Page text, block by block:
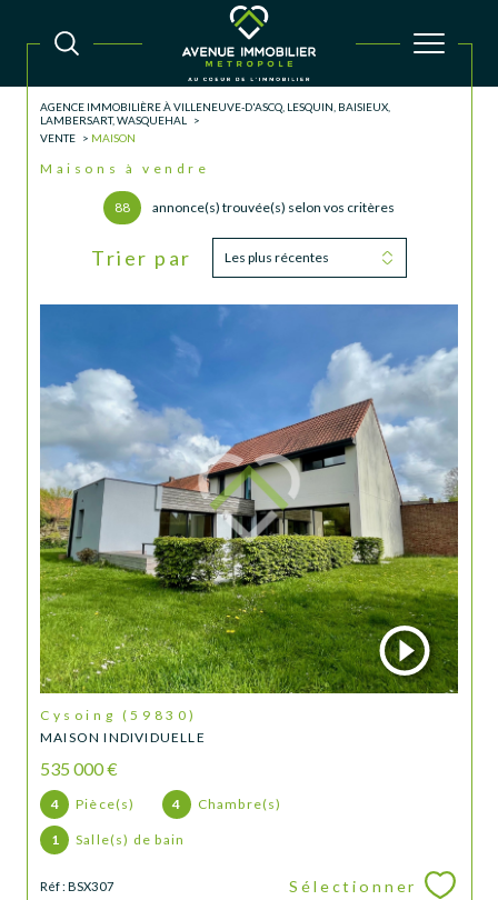
AGENCE IMMOBILIÈRE À VILLENEUVE-D'ASCQ, LESQUIN, BAISIEUX,
LAMBERSART, WASQUEHAL
VENTE
MAISON
Maisons à vendre
88 annonce(s) trouvée(s) selon vos critères
Trier par Les plus récentes
Cysoing (59830)
MAISON INDIVIDUELLE
535 000 €
4 Pièce(s) 4 Chambre(s)
1 Salle(s) de bain
Réf : BSX307 Sélectionner